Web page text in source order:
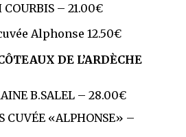
COURBIS – 21.00€
Alphonse 12.50€
DE L’ARDÈCHE
B.SALEL – 28.00€
CUVÉE «ALPHONSE» –